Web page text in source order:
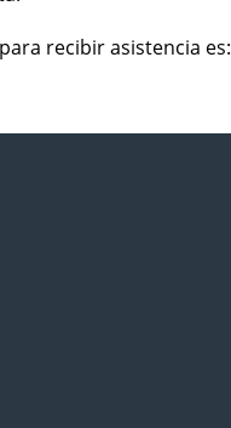
recibir asistencia es: